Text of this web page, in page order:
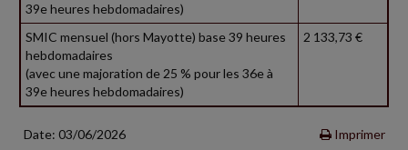
39e heures hebdomadaires)
SMIC mensuel (hors Mayotte) base 39 heures
hebdomadaires
(avec une majoration de 25 % pour les 36e à
39e heures hebdomadaires)
2 133,73 €
Date: 03/06/2026 Imprimer